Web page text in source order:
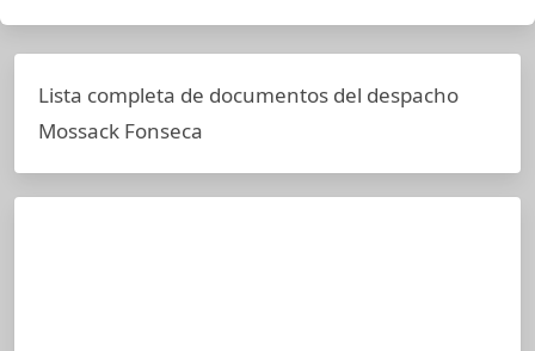
Lista completa de documentos del despacho
Mossack Fonseca